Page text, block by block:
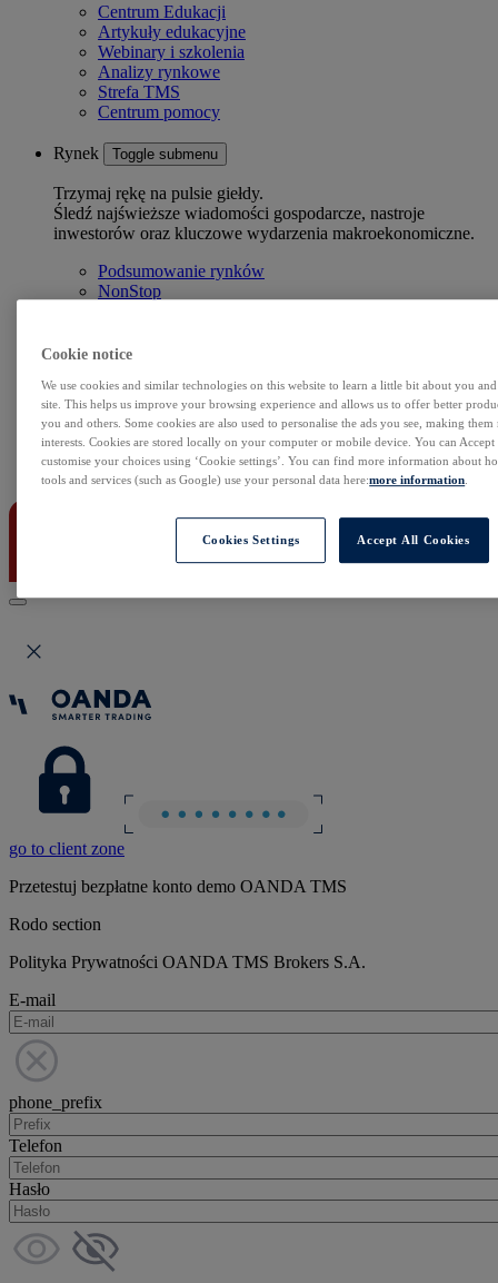
Centrum Edukacji
Artykuły edukacyjne
Webinary i szkolenia
Analizy rynkowe
Strefa TMS
Centrum pomocy
Rynek Toggle submenu
Trzymaj rękę na pulsie giełdy.
Śledź najświeższe wiadomości gospodarcze, nastroje
inwestorów oraz kluczowe wydarzenia makroekonomiczne.
Podsumowanie rynków
NonStop
Skaner akcji
Zdarzenia korporacyjne
Sentyment Klientów
Rolowania
Kontakt
go to client zone
Przetestuj bezpłatne konto demo OANDA TMS
Rodo section
Polityka Prywatności OANDA TMS Brokers S.A.
E-mail
phone_prefix
Telefon
Hasło
Cookie notice
We use cookies and similar technologies on this website to learn a little bit about you
site. This helps us improve your browsing experience and allows us to offer better
you and others. Some cookies are also used to personalise the ads you see, making
interests. Cookies are stored locally on your computer or mobile device. You can
customise your choices using ‘Cookie settings’. You can find more information about
tools and services (such as Google) use your personal data here:more information
Cookies Settings Accept All Cookies